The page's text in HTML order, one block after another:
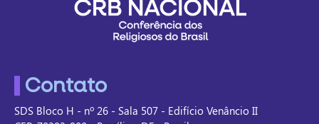
Contato
SDS Bloco H - nº 26 - Sala 507 - Edifício Venâncio II